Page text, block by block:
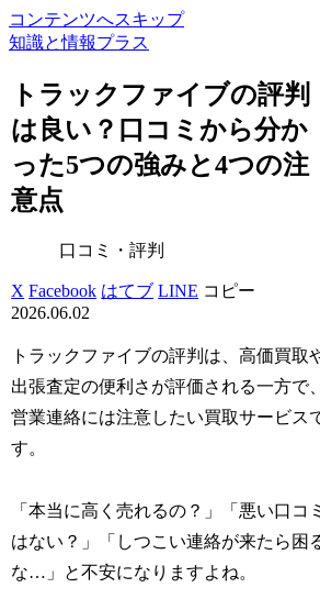
コンテンツへスキップ
知識と情報プラス
トラックファイブの評判
は良い？口コミから分か
った5つの強みと4つの注
意点
口コミ・評判
X Facebook はてブ LINE コピー
2026.06.02
トラックファイブの評判は、高価買取
出張査定の便利さが評価される一方で、
営業連絡には注意したい買取サービス
す。
「本当に高く売れるの？」「悪い口コミ
はない？」「しつこい連絡が来たら困
な…」と不安になりますよね。